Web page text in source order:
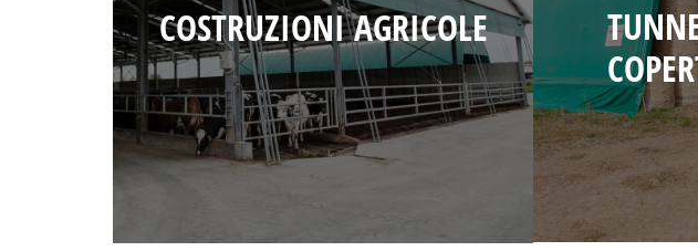
COSTRUZIONI AGRICOLE